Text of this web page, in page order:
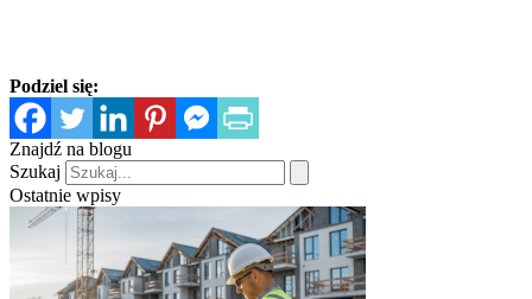
Podziel się:
Znajdź na blogu
Szukaj
Ostatnie wpisy